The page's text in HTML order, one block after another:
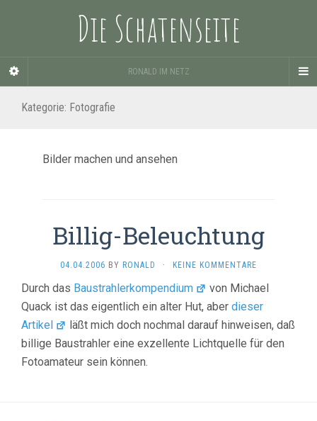
Die Schatenseite
RONALD IM NETZ
Kategorie: Fotografie
Bilder machen und ansehen
Billig-Beleuchtung
04.04.2006 BY RONALD · KEINE KOMMENTARE
Durch das Baustrahlerkompendium
von Michael
Quack ist das eigentlich ein alter Hut, aber dieser
Artikel
läßt mich doch nochmal darauf hinweisen, daß
billige Baustrahler eine exzellente Lichtquelle für den
Fotoamateur sein können.